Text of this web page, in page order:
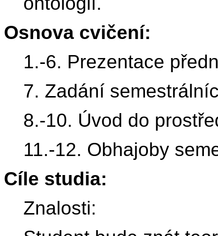
Osnova cvičení:
1.-6. Prezentace
7. Zadání
8.-10. Úvod do
11.-12. Obhajoby
Cíle studia:
Znalosti: